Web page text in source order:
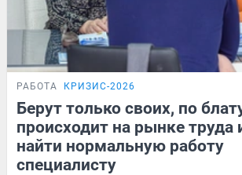
РАБОТА КРИЗИС-2026
Берут только своих, по
происходит на рынке труда
найти нормальную работу
специалисту